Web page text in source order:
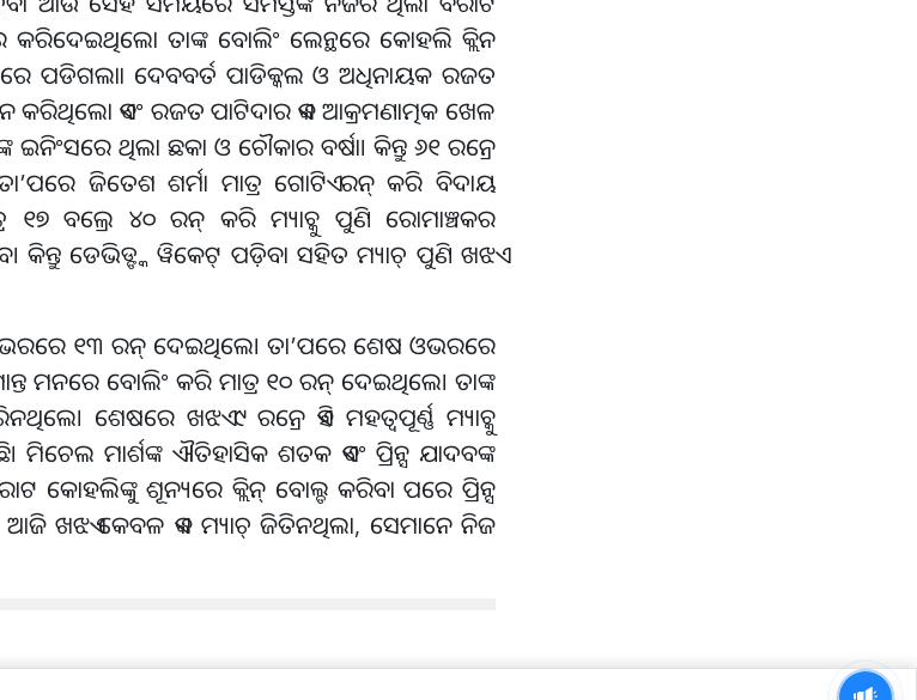
କରିଦେଇଥିଲୋ ତାଙ୍କ ବୋଲିଂ ଲେନ୍ଥରେ କୋହଲି କ୍ଲିନ
ଦେବବର୍ତ ପାଡିକ୍କଲ ଓ ଅଧିନାୟକ ରଜତ
ଏବଂ ରଜତ ପାଟିଦାର ଏକ ଆକ୍ରମଣାତ୍ମକ ଖେଳ
ଥିଲା ଛକା ଓ ଚୌକାର ବର୍ଷା। କିନ୍ତୁ ୬୧ ରନ୍ରେ
ଜିତେଶ ଶର୍ମା ମାତ୍ର ଗୋଟିଏ ରନ୍ କରି ବିଦାୟ
୧୭ ବଲ୍ରେ ୪୦ ରନ୍ କରି ମ୍ୟାଚ୍କୁ ପୁଣି ରୋମାଞ୍ଚକର
କିନ୍ତୁ ଡେଭିଡ୍ଙ୍କ ୱିକେଟ୍ ପଡ଼ିବା ସହିତ ମ୍ୟାଚ୍ ପୁଣି ଖଝଏ
୧୩ ରନ୍ ଦେଇଥିଲେ। ତା’ପରେ ଶେଷ ଓଭରରେ
ମନରେ ବୋଲିଂ କରି ମାତ୍ର ୧୦ ରନ୍ ଦେଇଥିଲେ। ତାଙ୍କ
ଶେଷରେ ଖଝଏ ୯ ରନ୍ରେ ଏହି ମହତ୍ୱପୂର୍ଣ୍ଣ ମ୍ୟାଚ୍କୁ
ମାର୍ଶଙ୍କ ଐତିହାସିକ ଶତକ ଏବଂ ପ୍ରିନ୍ସ ଯାଦବଙ୍କ
କୋହଲିଙ୍କୁ ଶୂନ୍ୟରେ କ୍ଲିନ୍ ବୋଲ୍ଡ କରିବା ପରେ ପ୍ରିନ୍ସ
ଆଜି ଖଝଏ କେବଳ ଏକ ମ୍ୟାଚ୍ ଜିତିନଥିଲା, ସେମାନେ ନିଜ